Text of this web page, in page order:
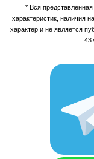
* Вся
характеристик, наличия
характер и не является